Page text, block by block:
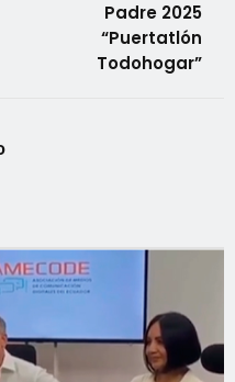
Padre 2025
“Puertatlón
Todohogar”